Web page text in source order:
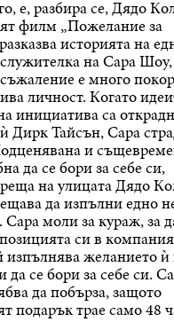
е, разбира се, Дядо
филм „Пожелание за
историята на
на Сара Шоу,
е много
личност. Когато
инициатива са
Дирк Тайсън, Сара
и
да се бори за себе си,
на улицата Дядо
да изпълни едно
моли за кураж, за
си в
желанието ѝ
да се бори за себе си.
да побърза, защото
подарък трае само 48